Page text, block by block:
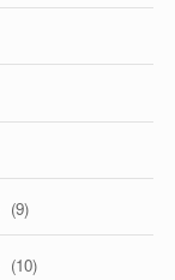
(9)
(10)